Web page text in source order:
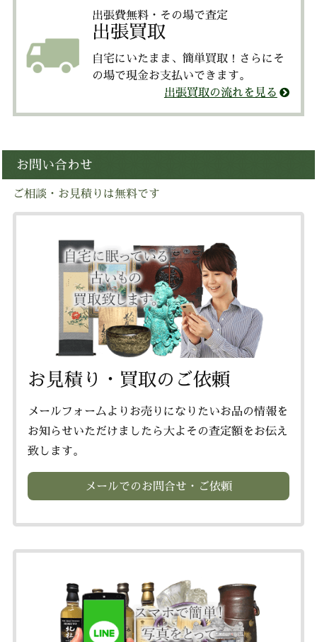
出張費無料・その場で査定
出張買取
自宅にいたまま、簡単買取！さらにそ
の場で現金お支払いできます。
出張買取の流れを見る
お問い合わせ
ご相談・お見積りは無料です
お見積り・買取のご依頼
メールフォームよりお売りになりたいお品の情報を
お知らせいただけましたら大よその査定額をお伝え
致します。
メールでのお問合せ・ご依頼